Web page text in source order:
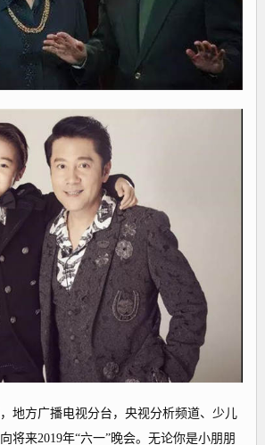
方广播电视分台，央视分析频道、少儿
将来2019年“六一”晚会。无论你是小朋朋